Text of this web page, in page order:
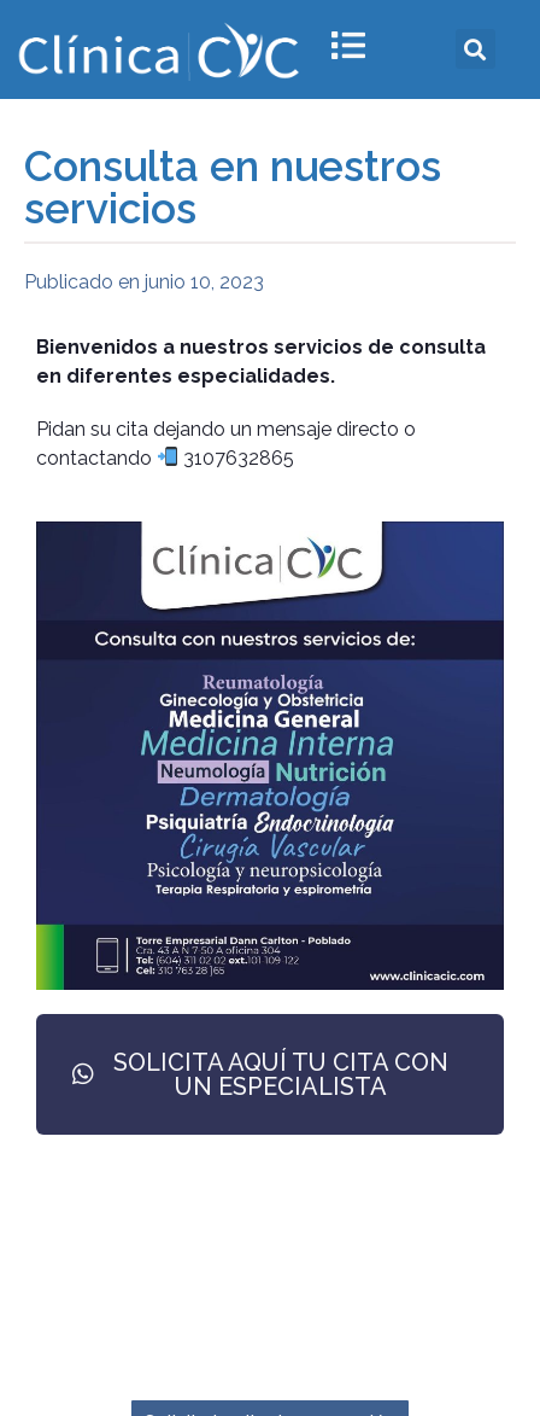
Consulta en nuestros
servicios
Publicado en junio 10, 2023
Bienvenidos a nuestros servicios de consulta
en diferentes especialidades.
Pidan su cita dejando un mensaje directo o
contactando
3107632865
SOLICITA AQUÍ TU CITA CON
UN ESPECIALISTA